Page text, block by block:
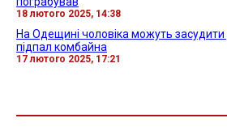
18 лютого 2025, 14:38
На Одещині чоловіка можуть засудити
підпал комбайна
17 лютого 2025, 17:21